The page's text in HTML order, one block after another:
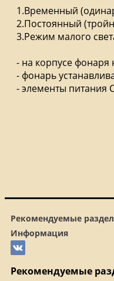
1.Временный
2.Постоянный
3.Режим малого
- на корпусе фонаря
- фонарь
- элементы питания
Рекомендуемые
Информация
Рекомендуемые